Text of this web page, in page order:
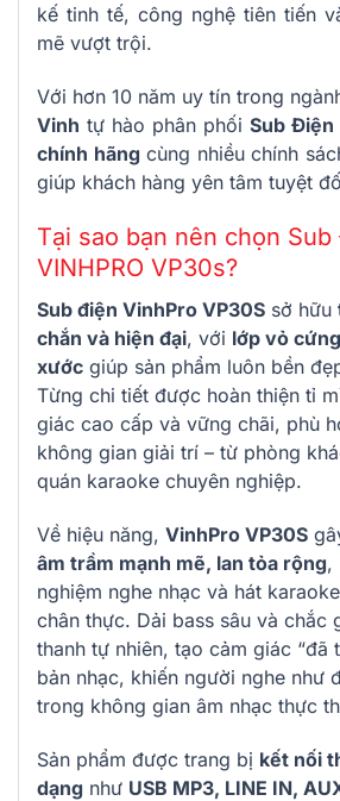
kế tinh tế, công nghệ tiên tiến
mẽ vượt trội.
Với hơn 10 năm uy tín trong
Vinh tự hào phân phối Sub Điện
chính hãng cùng nhiều chính
giúp khách hàng yên tâm tuyệt
Tại sao bạn nên chọn
VINHPRO VP30s?
Sub điện VinhPro VP30S sở hữu
chắn và hiện đại, với lớp vỏ
xước giúp sản phẩm luôn bền
Từng chi tiết được hoàn thiện tỉ
giác cao cấp và vững chãi, phù
không gian giải trí – từ phòng
quán karaoke chuyên nghiệp.
Về hiệu năng, VinhPro VP30S
âm trầm mạnh mẽ, lan tỏa rộng,
nghiệm nghe nhạc và hát
chân thực. Dải bass sâu và chắc
thanh tự nhiên, tạo cảm giác “đã
bản nhạc, khiến người nghe như
trong không gian âm nhạc thực
Sản phẩm được trang bị kết nối
dạng như USB MP3, LINE IN,